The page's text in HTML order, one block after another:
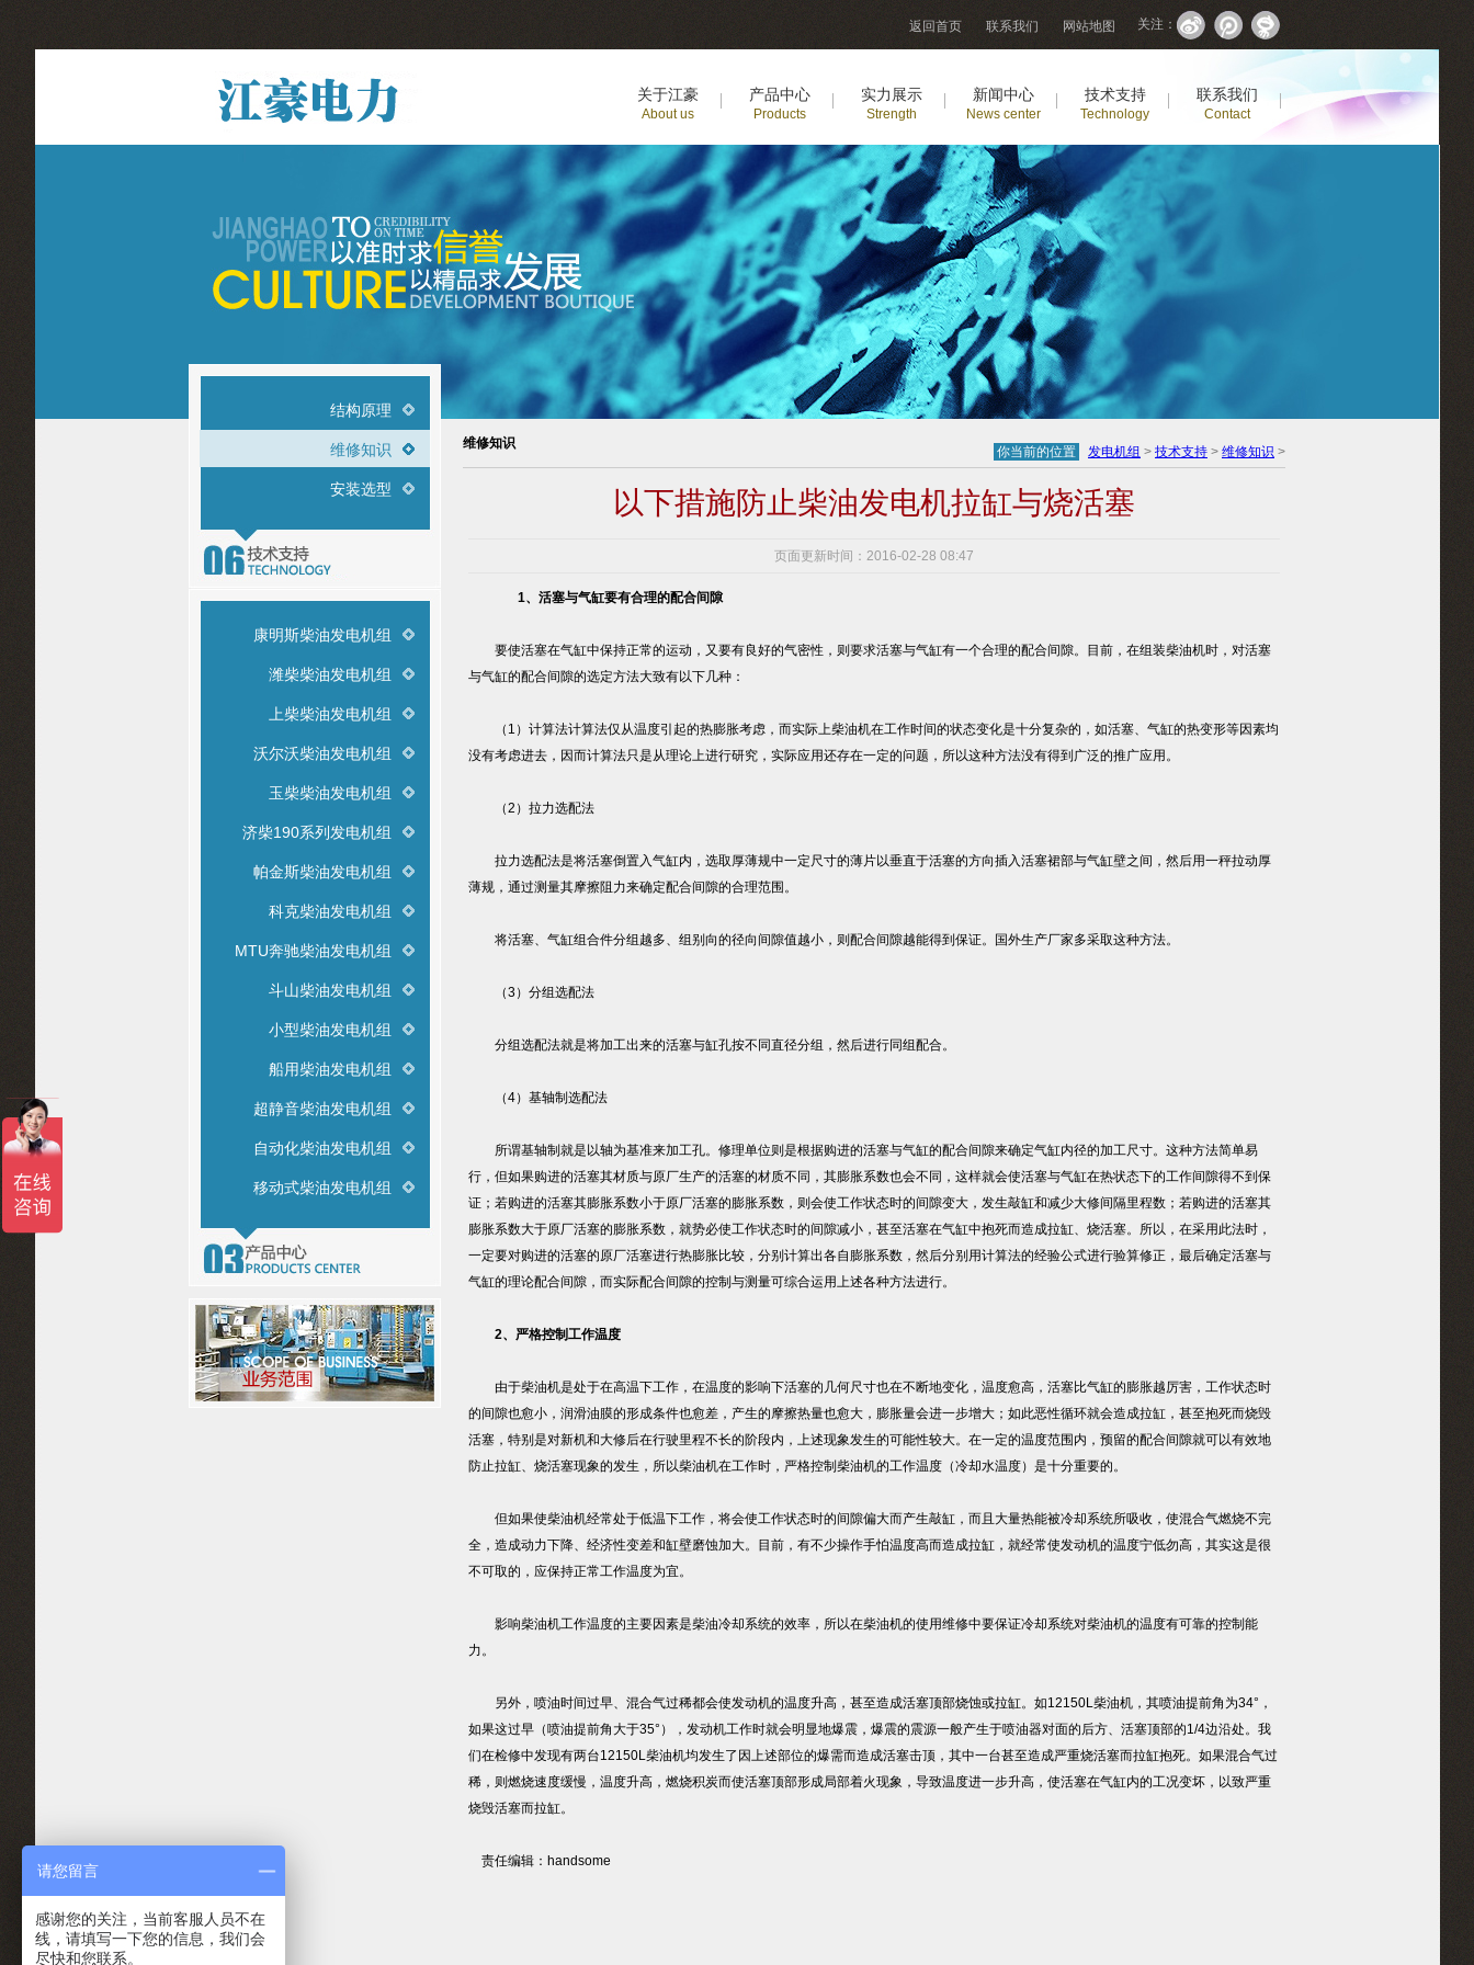
返回首页 联系我们 网站地图 关注：
关于江豪
About us
产品中心
Products
实力展示
Strength
新闻中心
News center
技术支持
Technology
联系我们
Contact
结构原理
维修知识
安装选型
康明斯柴油发电机组
潍柴柴油发电机组
上柴柴油发电机组
沃尔沃柴油发电机组
玉柴柴油发电机组
济柴190系列发电机组
帕金斯柴油发电机组
科克柴油发电机组
MTU奔驰柴油发电机组
斗山柴油发电机组
小型柴油发电机组
船用柴油发电机组
超静音柴油发电机组
自动化柴油发电机组
移动式柴油发电机组
你当前的位置 发电机组 > 技术支持 > 维修知识 >
维修知识
以下措施防止柴油发电机拉缸与烧活塞
页面更新时间：2016-02-28 08:47
1、活塞与气缸要有合理的配合间隙
要使活塞在气缸中保持正常的运动，又要有良好的气密性，则要求活塞与气缸有一个合理的配合间隙。目前，在组装柴油机时，对活塞
与气缸的配合间隙的选定方法大致有以下几种：
（1）计算法计算法仅从温度引起的热膨胀考虑，而实际上柴油机在工作时间的状态变化是十分复杂的，如活塞、气缸的热变形等因素均
没有考虑进去，因而计算法只是从理论上进行研究，实际应用还存在一定的问题，所以这种方法没有得到广泛的推广应用。
（2）拉力选配法
拉力选配法是将活塞倒置入气缸内，选取厚薄规中一定尺寸的薄片以垂直于活塞的方向插入活塞裙部与气缸壁之间，然后用一秤拉动厚
薄规，通过测量其摩擦阻力来确定配合间隙的合理范围。
将活塞、气缸组合件分组越多、组别向的径向间隙值越小，则配合间隙越能得到保证。国外生产厂家多采取这种方法。
（3）分组选配法
分组选配法就是将加工出来的活塞与缸孔按不同直径分组，然后进行同组配合。
（4）基轴制选配法
所谓基轴制就是以轴为基准来加工孔。修理单位则是根据购进的活塞与气缸的配合间隙来确定气缸内径的加工尺寸。这种方法简单易
行，但如果购进的活塞其材质与原厂生产的活塞的材质不同，其膨胀系数也会不同，这样就会使活塞与气缸在热状态下的工作间隙得不到保
证；若购进的活塞其膨胀系数小于原厂活塞的膨胀系数，则会使工作状态时的间隙变大，发生敲缸和减少大修间隔里程数；若购进的活塞其
膨胀系数大于原厂活塞的膨胀系数，就势必使工作状态时的间隙减小，甚至活塞在气缸中抱死而造成拉缸、烧活塞。所以，在采用此法时，
一定要对购进的活塞的原厂活塞进行热膨胀比较，分别计算出各自膨胀系数，然后分别用计算法的经验公式进行验算修正，最后确定活塞与
气缸的理论配合间隙，而实际配合间隙的控制与测量可综合运用上述各种方法进行。
2、严格控制工作温度
由于柴油机是处于在高温下工作，在温度的影响下活塞的几何尺寸也在不断地变化，温度愈高，活塞比气缸的膨胀越厉害，工作状态时
的间隙也愈小，润滑油膜的形成条件也愈差，产生的摩擦热量也愈大，膨胀量会进一步增大；如此恶性循环就会造成拉缸，甚至抱死而烧毁
活塞，特别是对新机和大修后在行驶里程不长的阶段内，上述现象发生的可能性较大。在一定的温度范围内，预留的配合间隙就可以有效地
防止拉缸、烧活塞现象的发生，所以柴油机在工作时，严格控制柴油机的工作温度（冷却水温度）是十分重要的。
但如果使柴油机经常处于低温下工作，将会使工作状态时的间隙偏大而产生敲缸，而且大量热能被冷却系统所吸收，使混合气燃烧不完
全，造成动力下降、经济性变差和缸壁磨蚀加大。目前，有不少操作手怕温度高而造成拉缸，就经常使发动机的温度宁低勿高，其实这是很
不可取的，应保持正常工作温度为宜。
影响柴油机工作温度的主要因素是柴油冷却系统的效率，所以在柴油机的使用维修中要保证冷却系统对柴油机的温度有可靠的控制能
力。
另外，喷油时间过早、混合气过稀都会使发动机的温度升高，甚至造成活塞顶部烧蚀或拉缸。如12150L柴油机，其喷油提前角为34°，
如果这过早（喷油提前角大于35°），发动机工作时就会明显地爆震，爆震的震源一般产生于喷油器对面的后方、活塞顶部的1/4边沿处。我
们在检修中发现有两台12150L柴油机均发生了因上述部位的爆需而造成活塞击顶，其中一台甚至造成严重烧活塞而拉缸抱死。如果混合气过
稀，则燃烧速度缓慢，温度升高，燃烧积炭而使活塞顶部形成局部着火现象，导致温度进一步升高，使活塞在气缸内的工况变坏，以致严重
烧毁活塞而拉缸。
责任编辑：handsome
请您留言
感谢您的关注，当前客服人员不在
线，请填写一下您的信息，我们会
尽快和您联系。